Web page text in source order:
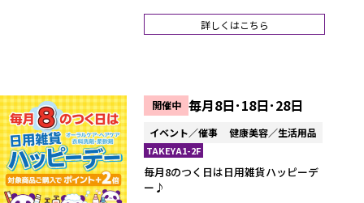
詳しくはこちら
開催中 毎月8日･18日･28日
イベント／催事 健康美容／生活用品
TAKEYA1-2F
毎月8のつく日は日用雑貨ハッピーデ
ー♪